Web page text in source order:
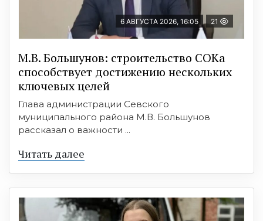
6 АВГУСТА 2026, 16:05 21
М.В. Большунов: строительство СОКа
способствует достижению нескольких
ключевых целей
Глава администрации Севского
муниципального района М.В. Большунов
рассказал о важности ...
Читать далее